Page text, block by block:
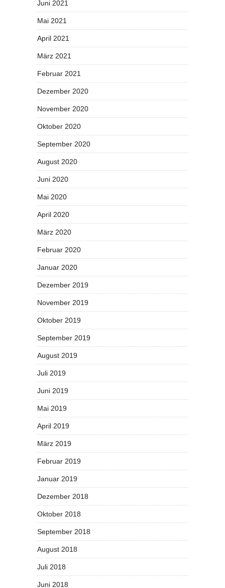
Juni 2021
Mai 2021
April 2021
März 2021
Februar 2021
Dezember 2020
November 2020
Oktober 2020
September 2020
August 2020
Juni 2020
Mai 2020
April 2020
März 2020
Februar 2020
Januar 2020
Dezember 2019
November 2019
Oktober 2019
September 2019
August 2019
Juli 2019
Juni 2019
Mai 2019
April 2019
März 2019
Februar 2019
Januar 2019
Dezember 2018
Oktober 2018
September 2018
August 2018
Juli 2018
Juni 2018